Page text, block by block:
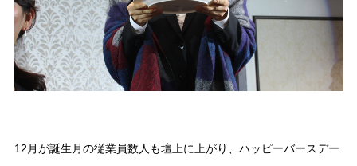
12月が誕生月の従業員数人も壇上に上がり、ハッピーバースデー